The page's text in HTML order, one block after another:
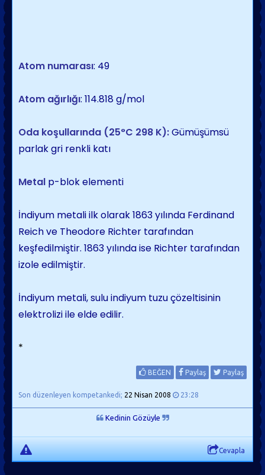
Atom numarası: 49
Atom ağırlığı: 114.818 g/mol
Oda koşullarında (25°C 298 K):Gümüşümsü
parlak gri renkli katı
Metal p-blok elementi
İndiyum metali ilk olarak 1863 yılında Ferdinand
Reich ve Theodore Richter tarafından
keşfedilmiştir. 1863 yılında ise Richter tarafından
izole edilmiştir.
İndiyum metali, sulu indiyum tuzu çözeltisinin
elektrolizi ile elde edilir.
*
BEĞEN Paylaş Paylaş
Son düzenleyen kompetankedi; 22 Nisan 2008 23:28
Kedinin Gözüyle
Cevapla